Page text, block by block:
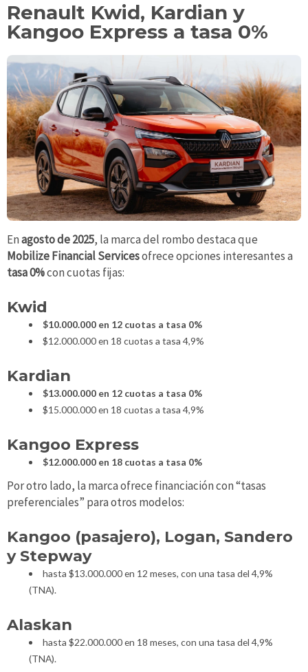
Renault Kwid, Kardian y
Kangoo Express a tasa 0%
Enagosto de 2025, la marca del rombo destaca que
Mobilize Financial Servicesofrece opciones interesantes a
tasa 0%con cuotas fijas:
Kwid
$10.000.000 en 12 cuotas a tasa 0%
$12.000.000 en 18 cuotas a tasa 4,9%
Kardian
$13.000.000 en 12 cuotas a tasa 0%
$15.000.000 en 18 cuotas a tasa 4,9%
Kangoo Express
$12.000.000 en 18 cuotas a tasa 0%
Por otro lado, la marca ofrece financiación con “tasas
preferenciales” para otros modelos:
Kangoo (pasajero), Logan, Sandero
y Stepway
hasta $13.000.000 en 12 meses, con una tasa del 4,9%
(TNA).
Alaskan
hasta $22.000.000 en 18 meses, con una tasa del 4,9%
(TNA).